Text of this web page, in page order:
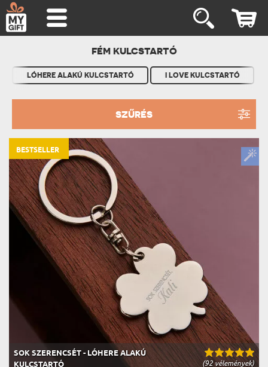
FÉM KULCSTARTÓ
LÓHERE ALAKÚ KULCSTARTÓ I LOVE KULCSTARTÓ
SZŰRÉS
(92 vélemények)
SOK SZERENCSÉT - LÓHERE ALAKÚ
KULCSTARTÓ
BESTSELLER